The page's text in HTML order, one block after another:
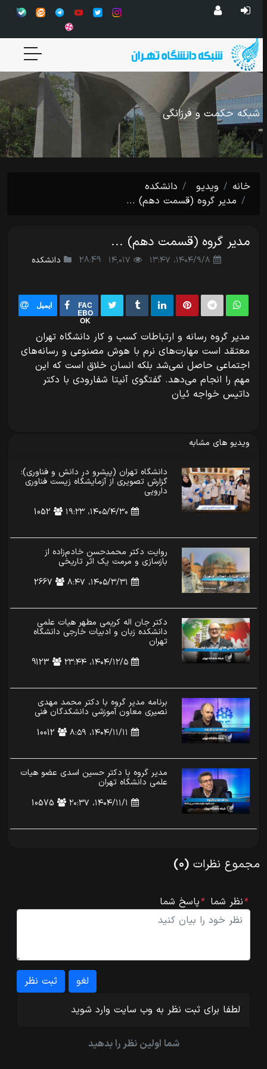
شبکه حکمت و فرزانگی
خانه ویدیو
دانشکده
مدیر گروه (قسمت دهم) ...
مدیر گروه (قسمت دهم) ...
۱۴۰۴/۹/۸،‏ ۱۳:۴۷ ۱۴٬۰۱۷ 28:49 دانشکده
ایمیل FAC
EBO
OK
مدیر گروه رسانه و ارتباطات کسب و کار دانشگاه تهران
معتقد است مهارت‌های نرم با هوش مصنوعی و رسانه‌های
اجتماعی حاصل نمی‌شد بلکه انسان خلاق است که این
مهم را انجام می‌دهد. گفتگوی آنیتا شفارودی با دکتر
داتیس خواجه ئیان
ویدیو های مشابه
‪‪‪‪‪‪‪‪‪‪‪‪‪دانشگاه تهران (پیشرو در دانش و فناوری):
گزارش تصویری از آزمایشگاه زیست فناوری
دارویی‬
۱۴۰۵/۴/۳۰،‏ ۱۹:۲۳
1052
روایت دکتر محمدحسن خادم‌زاده از
بازسازی و مرمت یک اثر تاریخی
۱۴۰۵/۳/۳۱،‏ ۸:۴۷
2667
دکتر جان اله کریمی مطهر هیات علمی
دانشکده زبان و ادبیات خارجی دانشگاه
تهران
۱۴۰۴/۱۲/۵،‏ ۲۳:۴۴
9123
برنامه مدیر گروه با دکتر محمد مهدی
نصیری معاون آموزشی دانشکدگان فنی
۱۴۰۴/۱۱/۱۱،‏ ۸:۵۹
10012
مدیر گروه با دکتر حسین اسدی عضو هیات
علمی دانشگاه تهران
۱۴۰۴/۱۱/۱،‏ ۲۰:۳۷
10575
مجموع نظرات (۰)
*نظر شما *پاسخ شما
لغو
لطفا برای ثبت نظر به وب سایتوارد شوید
شما اولین نظر را بدهید